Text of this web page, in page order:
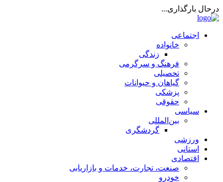
درحال بارگذاری...
اجتماعی
خانواده
زندگی
فرهنگ و سرگرمی
تحصیلی
گیاهان و حیوانات
پزشکی
حقوقی
سیاسی
بین‌المللی
گردشگری
ورزشی
استانی
اقتصادی
صنعت، تجارت، خدمات و بازاریابی
خودرو